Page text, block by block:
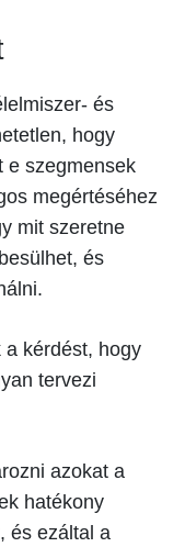
és
hogy
e szegmensek
megértéséhez
mit szeretne
és
kérdést, hogy
tervezi
azokat a
hatékony
és ezáltal a